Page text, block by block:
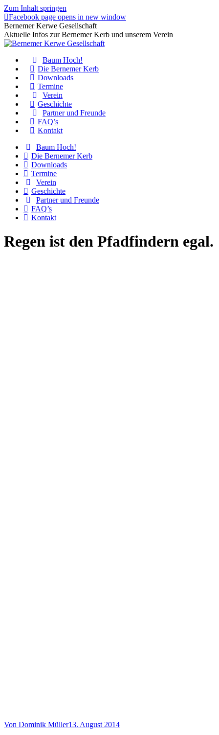
Zum Inhalt springen
Facebook page opens in new window
Bernemer Kerwe Gesellschaft
Aktuelle Infos zur Bernemer Kerb und unserem Verein
Baum Hoch!
Die Bernemer Kerb
Downloads
Termine
Verein
Geschichte
Partner und Freunde
FAQ’s
Kontakt
Baum Hoch!
Die Bernemer Kerb
Downloads
Termine
Verein
Geschichte
Partner und Freunde
FAQ’s
Kontakt
Regen ist den Pfadfindern egal.
Von Dominik Müller13. August 2014